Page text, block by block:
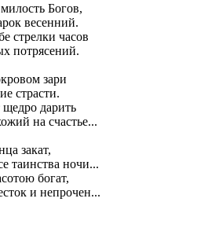
Богов,
весенний.
стрелки часов
потрясений.
зари
страсти.
щедро дарить
на счастье...
закат,
таинства ночи...
богат,
и непрочен...